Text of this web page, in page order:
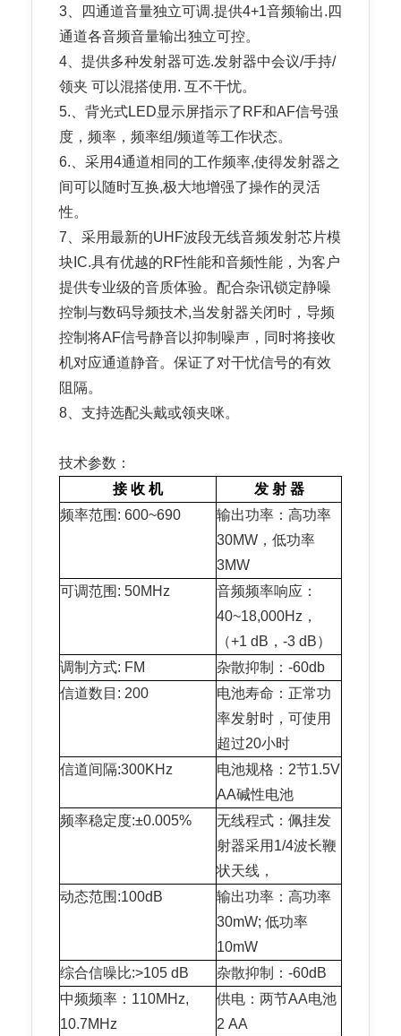
3、四通道音量独立可调.提供4+1音频输出.四
通道各音频音量输出独立可控。
4、提供多种发射器可选.发射器中会议/手持/
领夹 可以混搭使用. 互不干忧。
5.、背光式LED显示屏指示了RF和AF信号强
度，频率，频率组/频道等工作状态。
6.、采用4通道相同的工作频率,使得发射器之
间可以随时互换,极大地增强了操作的灵活
性。
7、采用最新的UHF波段无线音频发射芯片模
块IC.具有优越的RF性能和音频性能，为客户
提供专业级的音质体验。配合杂讯锁定静噪
控制与数码导频技术,当发射器关闭时，导频
控制将AF信号静音以抑制噪声，同时将接收
机对应通道静音。保证了对干忧信号的有效
阻隔。
8、支持选配头戴或领夹咪。
技术参数：
接 收 机
发 射 器
频率范围: 600~690
输出功率：高功率
30MW，低功率
3MW
可调范围: 50MHz
音频频率响应：
40~18,000Hz，
（+1 dB，-3 dB）
调制方式: FM
杂散抑制：-60db
信道数目: 200
电池寿命：正常功
率发射时，可使用
超过20小时
信道间隔:300KHz
电池规格：2节1.5V
AA碱性电池
频率稳定度:±0.005%
无线程式：佩挂发
射器采用1/4波长鞭
状天线，
动态范围:100dB
输出功率：高功率
30mW; 低功率
10mW
综合信噪比:>105 dB
杂散抑制：-60dB
中频频率：110MHz,
10.7MHz
供电：两节AA电池
2 AA